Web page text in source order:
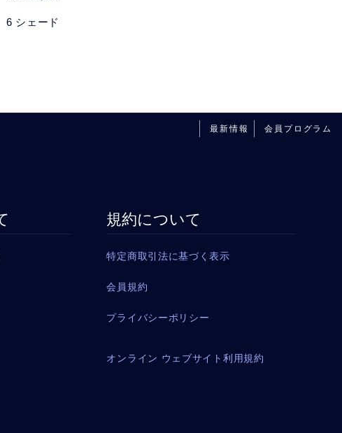
6 シェード
最新情報 会員プログラム
規約について
特定商取引法に基づく表示
会員規約
プライバシーポリシー
オンライン ウェブサイト利用規約